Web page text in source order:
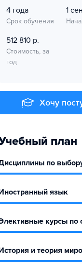
4 года
Срок обучения
1
512 810 р.
Стоимость, за
год
Хочу
план
по
язык
курсы по
и теория